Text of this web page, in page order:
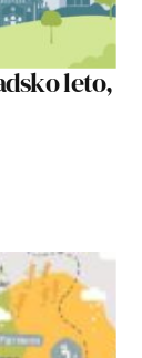
leto,